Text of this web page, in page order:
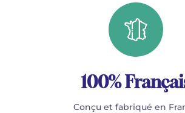
100%
Conçu et fabriqué en